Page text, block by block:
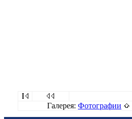
Галерея: Фотографии